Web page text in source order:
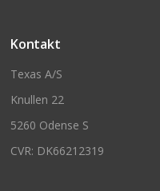
Kontakt
Texas A/S
Knullen 22
5260 Odense S
CVR: DK66212319